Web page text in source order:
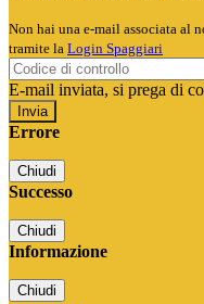
Non hai una e-mail associata al
tramite la Login Spaggiari
E-mail inviata, si prega di
Errore
Chiudi
Successo
Chiudi
Informazione
Chiudi